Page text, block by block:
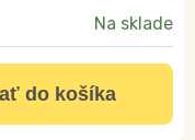
Na sklade
do košíka